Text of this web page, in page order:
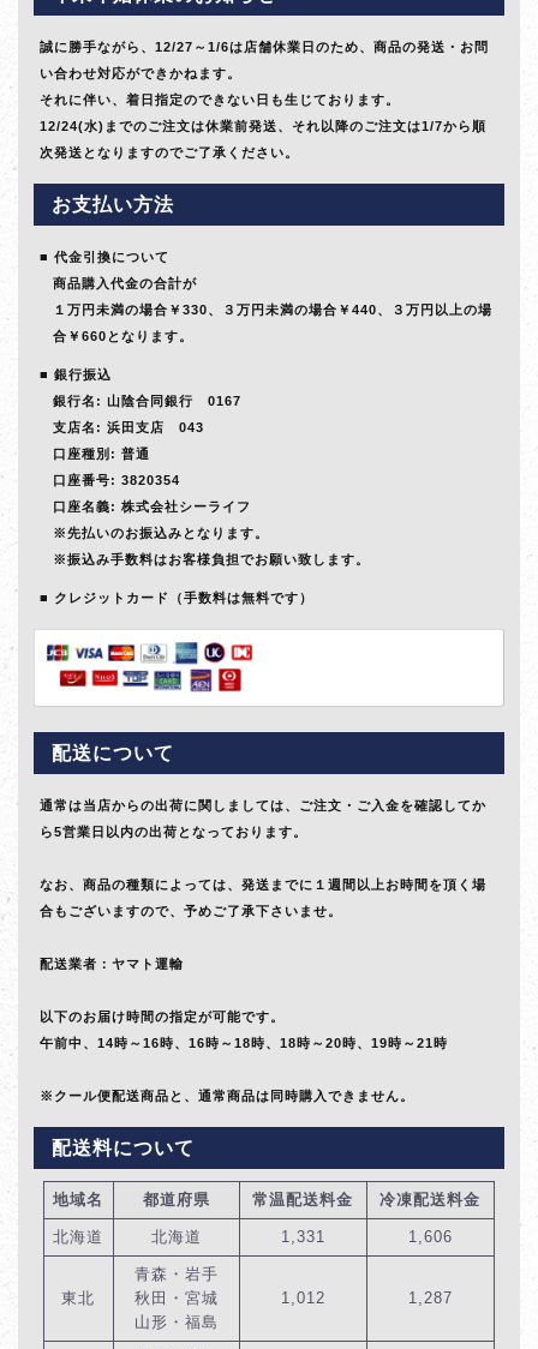
誠に勝手ながら、12/27～1/6は店舗休業日のため、商品の発送・お問
い合わせ対応ができかねます。
それに伴い、着日指定のできない日も生じております。
12/24(水)までのご注文は休業前発送、それ以降のご注文は1/7から順
次発送となりますのでご了承ください。
お支払い方法
代金引換について
商品購入代金の合計が
１万円未満の場合￥330、３万円未満の場合￥440、３万円以上の場
合￥660となります。
銀行振込
銀行名: 山陰合同銀行 0167
支店名: 浜田支店 043
口座種別: 普通
口座番号: 3820354
口座名義: 株式会社シーライフ
※先払いのお振込みとなります。
※振込み手数料はお客様負担でお願い致します。
クレジットカード（手数料は無料です）
配送について
通常は当店からの出荷に関しましては、ご注文・ご入金を確認してか
ら5営業日以内の出荷となっております。
なお、商品の種類によっては、発送までに１週間以上お時間を頂く場
合もございますので、予めご了承下さいませ。
配送業者：ヤマト運輸
以下のお届け時間の指定が可能です。
午前中、14時～16時、16時～18時、18時～20時、19時～21時
※クール便配送商品と、通常商品は同時購入できません。
配送料について
地域名 都道府県 常温配送料金 冷凍配送料金
北海道 北海道 1,331 1,606
東北
青森・岩手
秋田・宮城
山形・福島
1,012 1,287